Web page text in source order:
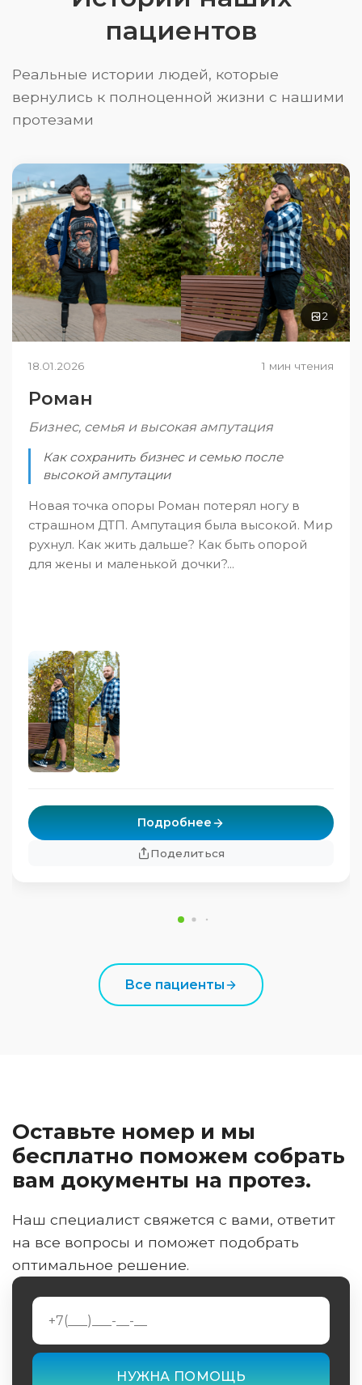
пациентов
Реальные истории людей, которые
вернулись к полноценной жизни с нашими
протезами
2
18.01.2026 1 мин чтения
Роман
Бизнес, семья и высокая ампутация
Как сохранить бизнес и семью после
высокой ампутации
Новая точка опоры Роман потерял ногу в
страшном ДТП. Ампутация была высокой. Мир
рухнул. Как жить дальше? Как быть опорой
для жены и маленькой дочки?...
Подробнее
Поделиться
Все пациенты
Оставьте номер и мы
бесплатно поможем собрать
вам документы на протез.
Наш специалист свяжется с вами, ответит
на все вопросы и поможет подобрать
оптимальное решение.